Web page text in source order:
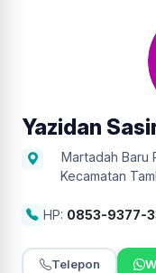
Yazidan
Martadah Baru
Kecamatan
HP: 0853-9377-
Telepon